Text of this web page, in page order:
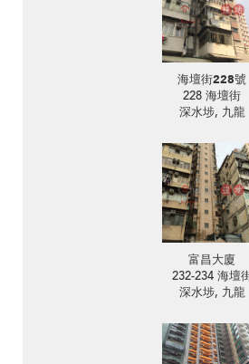
海壇街228號
228 海壇街
深水埗, 九龍
富昌大廈
232-234 海壇
深水埗, 九龍